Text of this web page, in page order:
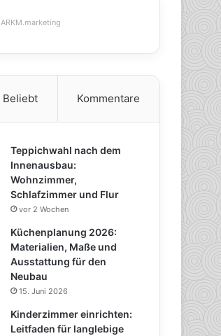
ARKM.marketing
Beliebt Kommentare
Teppichwahl nach dem
Innenausbau:
Wohnzimmer,
Schlafzimmer und Flur
vor 2 Wochen
Küchenplanung 2026:
Materialien, Maße und
Ausstattung für den
Neubau
15. Juni 2026
Kinderzimmer einrichten:
Leitfaden für langlebige